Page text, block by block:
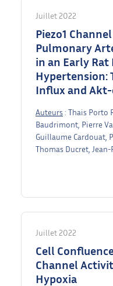
Juillet 2022
Piezo1
Pulmonary
in an Early
Hypertension:
Influx and Akt-
Auteurs : Thais Porto
Baudrimont, Pierre
Guillaume Cardouat,
Thomas Ducret,
Juillet 2022
Cell
Channel
Hypoxia